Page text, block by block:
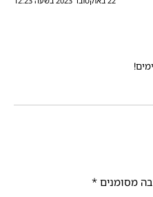
מסומנים *